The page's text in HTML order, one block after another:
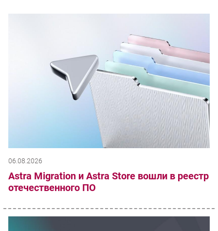
06.08.2026
Astra Migration и Astra Store вошли в реестр
отечественного ПО